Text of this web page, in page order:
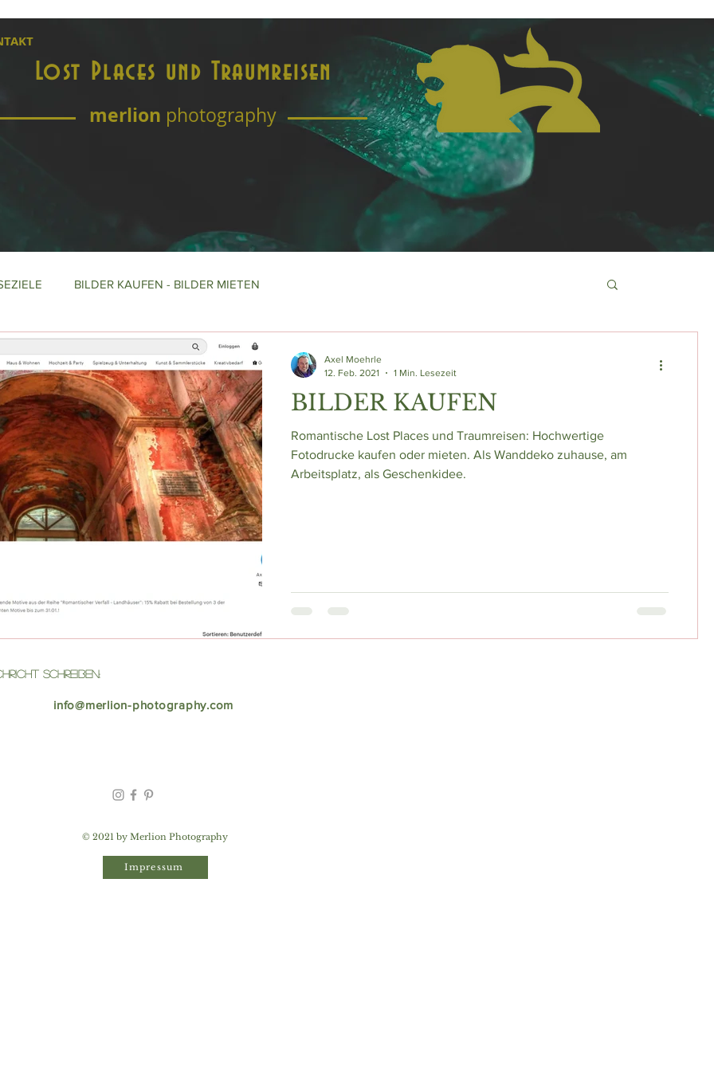
Lost Places und Traumreisen
merlion photography
BILDER KAUFEN - BILDER MIETEN
BILDER KAUFEN
Romantische Lost Places und Traumreisen: Hochwertige
Fotodrucke kaufen oder mieten. Als Wanddeko zuhause, am
Arbeitsplatz, als Geschenkidee.
Axel Moehrle
12. Feb. 2021
1 Min. Lesezeit
Schreiben:
info@merlion-photography.com
© 2021 by Merlion Photography
Impressum